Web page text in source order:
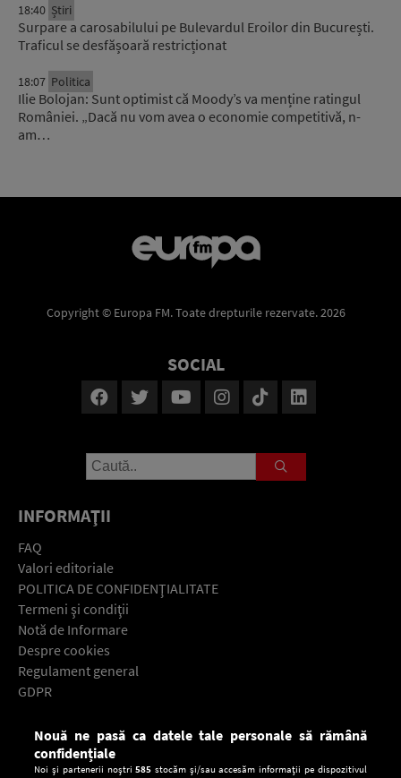
18:40 Știri
Surpare a carosabilului pe Bulevardul Eroilor din București.
Traficul se desfășoară restricționat
18:07 Politica
Ilie Bolojan: Sunt optimist că Moody’s va menține ratingul
României. „Dacă nu vom avea o economie competitivă, n-
am…
Copyright © Europa FM. Toate drepturile rezervate. 2026
SOCIAL
INFORMAŢII
FAQ
Valori editoriale
POLITICA DE CONFIDENŢIALITATE
Termeni şi condiţii
Notă de Informare
Despre cookies
Regulament general
GDPR
Descarcă gratuit aplicaţia Europa FM pentru smartphone:
Nouă ne pasă ca datele tale personale să rămână
confidențiale
Noi și partenerii noștri585 stocăm și/sau accesăm informații pe dispozitivul